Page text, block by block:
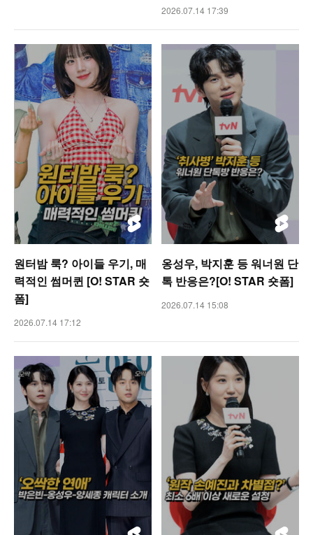
2026.07.14 17:39
원터밤 룩? 아이들 우기, 매
력적인 썸머퀸 [O! STAR 숏
폼]
2026.07.14 17:12
옹성우, 박지훈 등 워너원 단
톡 반응은?[O! STAR 숏폼]
2026.07.14 15:08